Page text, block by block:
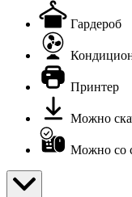
Гардероб
Принтер
Можно
Можно со